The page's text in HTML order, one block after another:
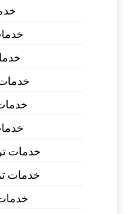
خدمات
خدمات